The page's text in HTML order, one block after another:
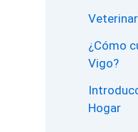
¿Cómo
Vigo?
Hogar